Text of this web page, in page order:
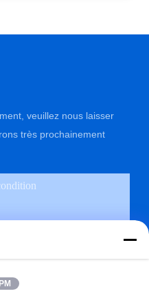
veuillez nous laisser
très prochainement